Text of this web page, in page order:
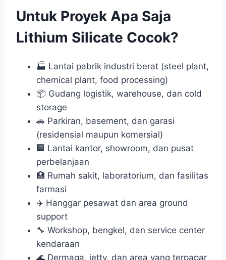
Untuk Proyek Apa Saja
Lithium Silicate Cocok?
🏭 Lantai pabrik industri berat (steel plant,
chemical plant, food processing)
📦 Gudang logistik, warehouse, dan cold
storage
🚗 Parkiran, basement, dan garasi
(residensial maupun komersial)
🏢 Lantai kantor, showroom, dan pusat
perbelanjaan
🏥 Rumah sakit, laboratorium, dan fasilitas
farmasi
✈️ Hanggar pesawat dan area ground
support
🔧 Workshop, bengkel, dan service center
kendaraan
🌊 Dermaga, jetty, dan area yang terpapar